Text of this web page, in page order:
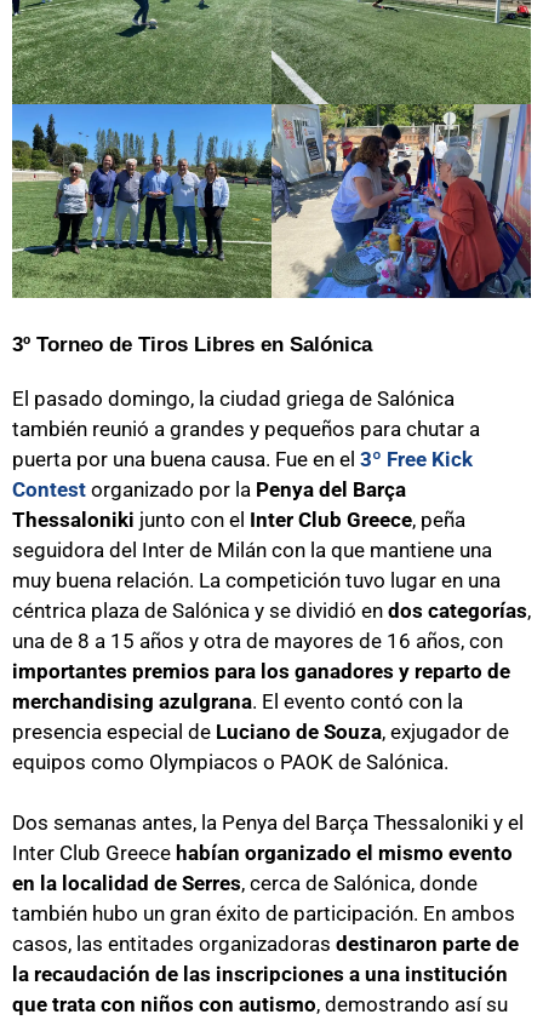
3º Torneo de Tiros Libres en Salónica
El pasado domingo, la ciudad griega de Salónica
también reunió a grandes y pequeños para chutar a
puerta por una buena causa. Fue en el 3º Free Kick
Contest organizado por la Penya del Barça
Thessaloniki junto con el Inter Club Greece, peña
seguidora del Inter de Milán con la que mantiene una
muy buena relación. La competición tuvo lugar en una
céntrica plaza de Salónica y se dividió en dos categorías,
una de 8 a 15 años y otra de mayores de 16 años, con
importantes premios para los ganadores y reparto de
merchandising azulgrana. El evento contó con la
presencia especial de Luciano de Souza, exjugador de
equipos como Olympiacos o PAOK de Salónica.
Dos semanas antes, la Penya del Barça Thessaloniki y el
Inter Club Greece habían organizado el mismo evento
en la localidad de Serres, cerca de Salónica, donde
también hubo un gran éxito de participación. En ambos
casos, las entitades organizadoras destinaron parte de
la recaudación de las inscripciones a una institución
que trata con niños con autismo, demostrando así su